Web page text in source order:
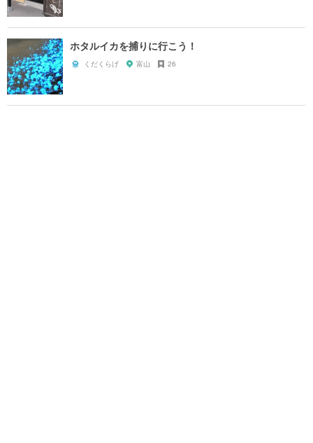
ホタルイカを捕りに行こう！
くだくらげ 富山 26